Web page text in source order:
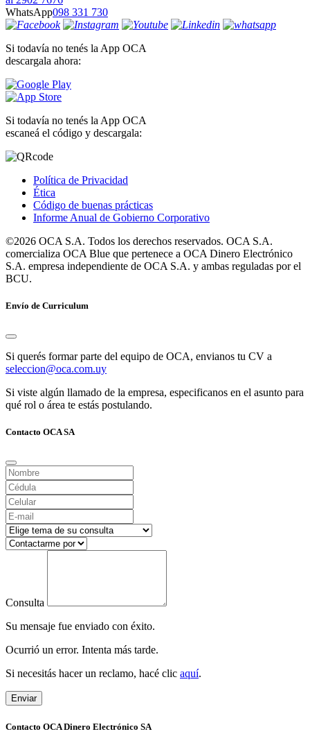
WhatsApp098 331 730
Si todavía no tenés la App OCA
descargala ahora:
Si todavía no tenés la App OCA
escaneá el código y descargala:
Política de Privacidad
Ética
Código de buenas prácticas
Informe Anual de Gobierno Corporativo
©2026 OCA S.A. Todos los derechos reservados. OCA S.A.
comercializa OCA Blue que pertenece a OCA Dinero Electrónico
S.A. empresa independiente de OCA S.A. y ambas reguladas por el
BCU.
Envío de Curriculum
Si querés formar parte del equipo de OCA, envianos tu CV a
seleccion@oca.com.uy
Si viste algún llamado de la empresa, especificanos en el asunto para
qué rol o área te estás postulando.
Contacto OCA SA
Consulta
Su mensaje fue enviado con éxito.
Ocurrió un error. Intenta más tarde.
Si necesitás hacer un reclamo, hacé clic aquí.
Enviar
Contacto OCA Dinero Electrónico SA